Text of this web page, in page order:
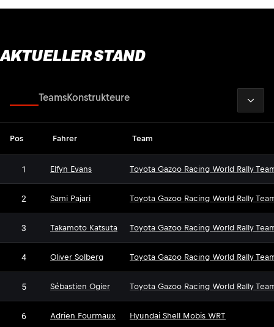
AKTUELLER STAND
TeamsKonstrukteure
Pos Fahrer Team
1 Elfyn Evans Toyota Gazoo Racing World Rally
2 Sami Pajari Toyota Gazoo Racing World Rally
3 Takamoto Katsuta Toyota Gazoo Racing World Rally
4 Oliver Solberg Toyota Gazoo Racing World Rally
5 Sébastien Ogier Toyota Gazoo Racing World Rally
6 Adrien Fourmaux Hyundai Shell Mobis WRT